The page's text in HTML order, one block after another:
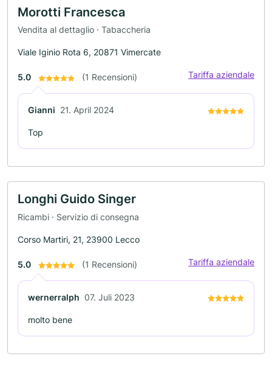
Morotti Francesca
Vendita al dettaglio · Tabaccheria
Viale Iginio Rota 6, 20871 Vimercate
5.0 (1 Recensioni) Tariffa aziendale
Gianni 21. April 2024
Top
Longhi Guido Singer
Ricambi · Servizio di consegna
Corso Martiri, 21, 23900 Lecco
5.0 (1 Recensioni) Tariffa aziendale
wernerralph 07. Juli 2023
molto bene